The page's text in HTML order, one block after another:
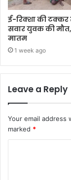
ई-रिक्शा की
सवार युवक की
मातम
1 week ago
Leave a Reply
Your email address
marked *